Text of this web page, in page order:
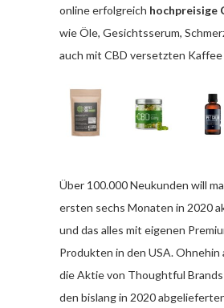
online erfolgreich hochpreisige
wie Öle, Gesichtsserum,
auch mit CBD versetzten Kaffee
Über 100.000 Neukunden will
ersten sechs Monaten in 2020
und das alles mit eigenen
Produkten in den USA. Ohnehin
die Aktie von Thoughtful Brands
den bislang in 2020